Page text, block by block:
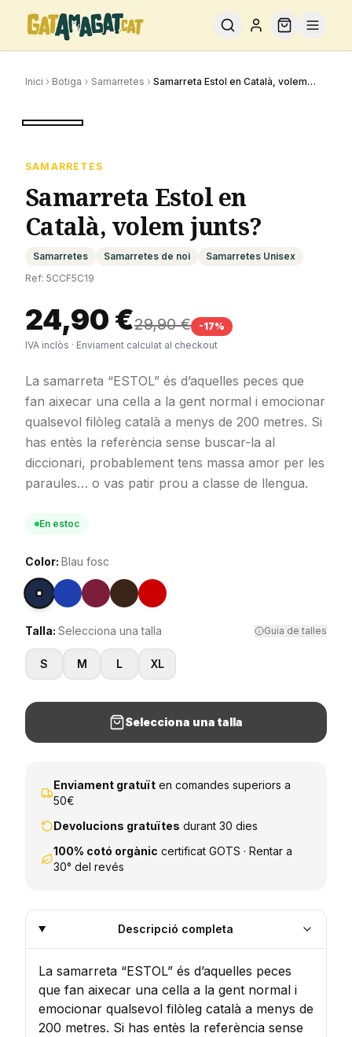
Inici Botiga Samarretes
Samarreta Estol en Català, volem
SAMARRETES
Samarreta Estol en
Català, volem junts?
Samarretes Samarretes de noi
Samarretes Unisex
Ref: 5CCF5C19
24,90 €29,90 € -17%
IVA inclòs · Enviament calculat al checkout
La samarreta “ESTOL” és d’aquelles peces que
fan aixecar una cella a la gent normal i emocionar
qualsevol filòleg català a menys de 200 metres. Si
has entès la referència sense buscar-la al
diccionari, probablement tens massa amor per les
paraules… o vas patir prou a classe de llengua.
En estoc
Color: Blau fosc
Talla: Selecciona una talla Guia de talles
S M L XL
Selecciona una talla
Enviament gratuït en comandes superiors a
50€
Devolucions gratuïtes durant 30 dies
100% cotó orgànic certificat GOTS · Rentar a
30° del revés
Descripció completa
La samarreta “ESTOL” és d’aquelles peces
que fan aixecar una cella a la gent normal i
emocionar qualsevol filòleg català a menys de
200 metres. Si has entès la referència sense